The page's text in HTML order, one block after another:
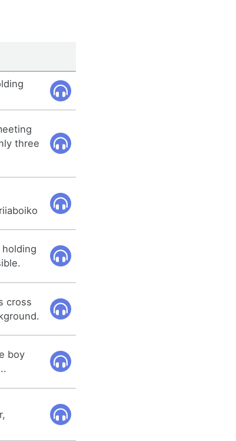
three
cross
boy